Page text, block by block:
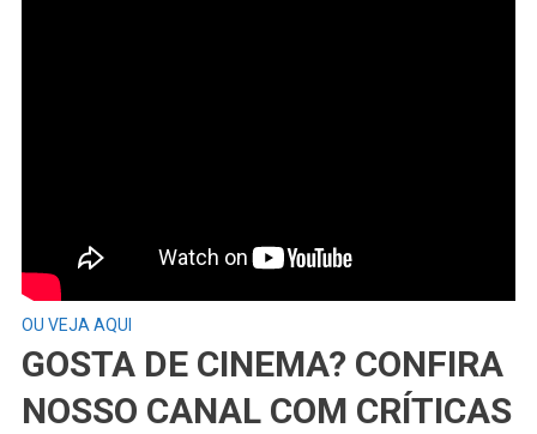
OU VEJA AQUI
GOSTA DE CINEMA? CONFIRA
NOSSO CANAL COM CRÍTICAS